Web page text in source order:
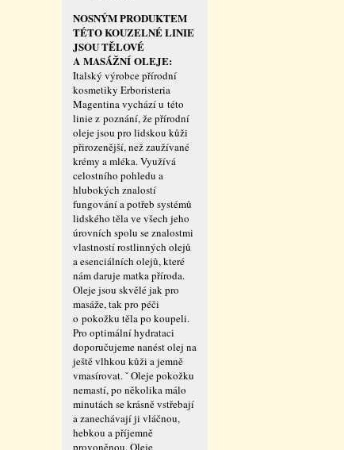
NOSNÝM PRODUKTEM
TÉTO KOUZELNÉ LINIE
JSOU TĚLOVÉ
A MASÁŽNÍ OLEJE:
Italský výrobce přírodní
kosmetiky Erboristeria
Magentina vychází u této
linie z poznání, že přírodní
oleje jsou pro lidskou kůži
přirozenější, než zaužívané
krémy a mléka. Využívá
celostního pohledu a
hlubokých znalostí
fungování a potřeb systémů
lidského těla ve všech jeho
úrovních spolu se znalostmi
vlastností rostlinných olejů
a esenciálních olejů, které
nám daruje matka příroda.
Oleje jsou skvělé jak pro
masáže, tak pro péči
o pokožku těla po koupeli.
Pro optimální hydrataci
doporučujeme nanést olej na
ještě vlhkou kůži a jemně
vmasírovat. ˇ Oleje pokožku
nemastí, po několika málo
minutách se krásně vstřebají
a zanechávají ji vláčnou,
hebkou a příjemně
provoněnou. Oleje